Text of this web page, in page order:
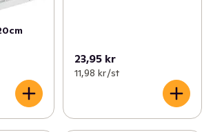
23,95 kr
11,98 kr /st